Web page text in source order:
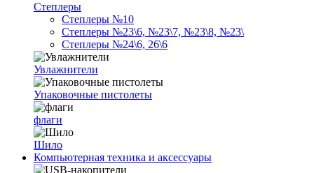
Степлеры
Степлеры №10
Степлеры №23\6, №23\7, №23\8, №23\
Степлеры №24\6, 26\6
Увлажнители
Упаковочные пистолеты
флаги
Шило
Компьютерная техника и аксессуары